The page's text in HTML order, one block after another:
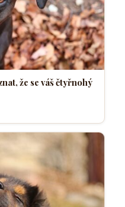
že se váš čtyřnohý